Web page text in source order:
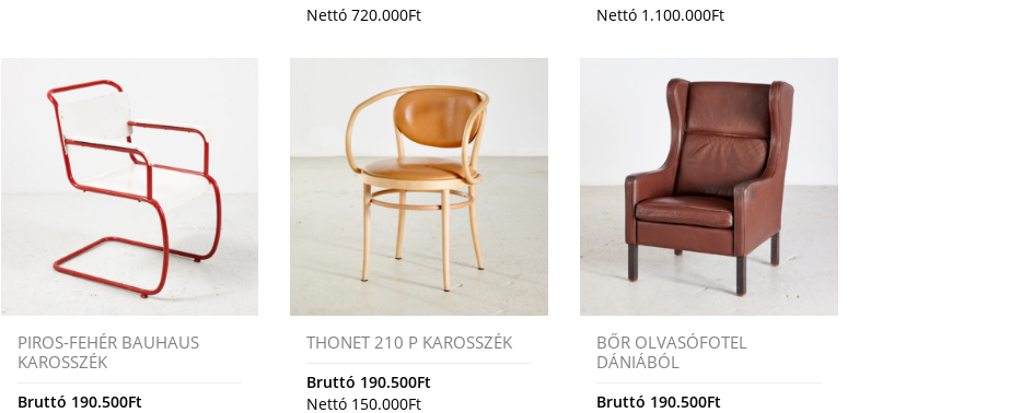
Nettó720.000Ft
Nettó 1.100.000Ft
PIROS-FEHÉR BAUHAUS
KAROSSZÉK
Bruttó 190.500Ft
THONET 210 P KAROSSZÉK
Bruttó 190.500Ft
Nettó 150.000Ft
BŐR OLVASÓFOTEL
DÁNIÁBÓL
Bruttó 190.500Ft